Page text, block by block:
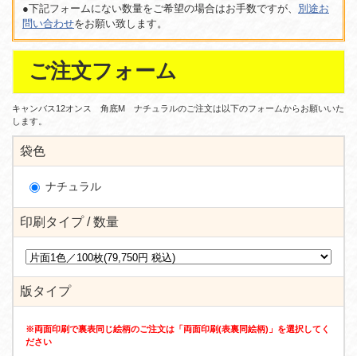
●下記フォームにない数量をご希望の場合はお手数ですが、 別途お
問い合わせをお願い致します。
ご注文フォーム
キャンバス12オンス 角底M ナチュラルのご注文は以下のフォームからお願いいた
します。
袋色
ナチュラル
印刷タイプ / 数量
版タイプ
※両面印刷で裏表同じ絵柄のご注文は「両面印刷(表裏同絵柄)」を選択してく
ださい